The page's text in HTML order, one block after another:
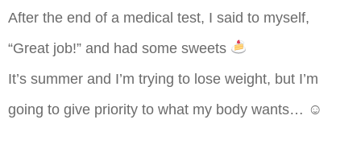
After the end of a medical test, I said to myself,
“Great job!” and had some sweets
It’s summer and I’m trying to lose weight, but I’m
going to give priority to what my body wants… ☺